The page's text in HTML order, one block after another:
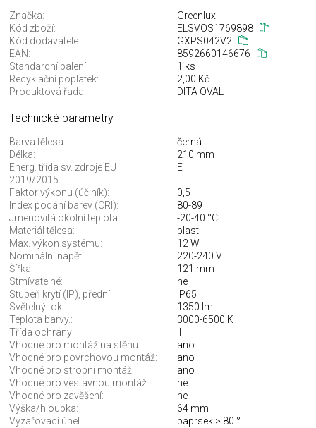
Značka:
Greenlux
Kód zboží:
ELSVOS1769898
Kód dodavatele:
GXPS042V2
EAN:
8592660146676
Standardní balení:
1 ks
Recyklační poplatek:
2,00 Kč
Produktová řada:
DITA OVAL
Technické parametry
Barva tělesa:
černá
Délka:
210 mm
Energ. třída sv. zdroje EU
2019/2015:
E
Faktor výkonu (účiník):
0,5
Index podání barev (CRI):
80-89
Jmenovitá okolní teplota:
-20-40 °C
Materiál tělesa:
plast
Max. výkon systému:
12 W
Nominální napětí.:
220-240 V
Šířka:
121 mm
Stmívatelné:
ne
Stupeň krytí (IP), přední:
IP65
Světelný tok:
1350 lm
Teplota barvy.:
3000-6500 K
Třída ochrany:
Vhodné pro montáž na stěnu:
ano
Vhodné pro povrchovou montáž:
ano
Vhodné pro stropní montáž:
ano
Vhodné pro vestavnou montáž:
ne
Vhodné pro zavěšení:
ne
Výška/hloubka:
64 mm
Vyzařovací úhel.:
paprsek > 80 °